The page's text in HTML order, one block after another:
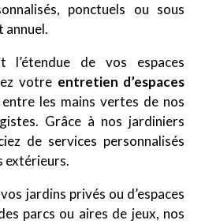
ponctuels ou sous
l’étendue de vos espaces
votre entretien d’espaces
les mains vertes de nos
Grâce à nos jardiniers
de services personnalisés
extérieurs.
vos jardins privés ou d’espaces
parcs ou aires de jeux, nos